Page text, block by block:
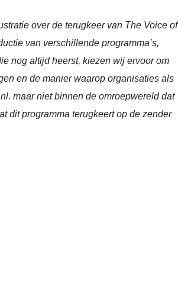
over de terugkeer van The Voice of
van verschillende programma’s,
nog altijd heerst, kiezen wij ervoor om
en de manier waarop organisaties als
maar niet binnen de omroepwereld dat
dit programma terugkeert op de zender